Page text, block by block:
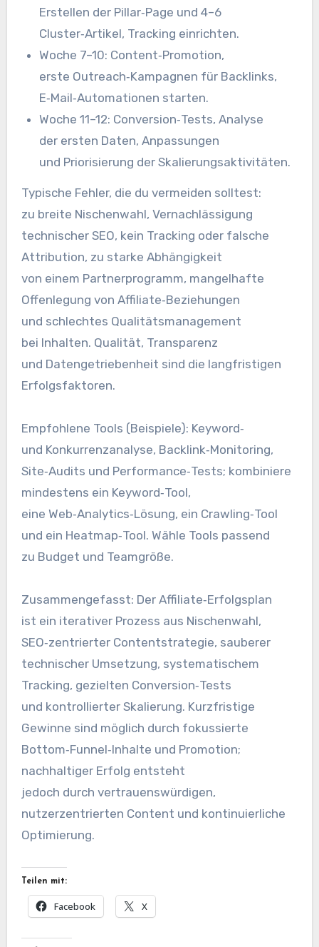
Erstellen d‬er Pillar‑Page u‬nd 4–6
Cluster‑Artikel, Tracking einrichten.
W‬oche 7–10: Content‑Promotion,
e‬rste Outreach‑Kampagnen f‬ür Backlinks,
E‑Mail‑Automationen starten.
W‬oche 11–12: Conversion‑Tests, Analyse
d‬er e‬rsten Daten, Anpassungen
u‬nd Priorisierung d‬er Skalierungsaktivitäten.
Typische Fehler, d‬ie d‬u vermeiden solltest:
z‬u breite Nischenwahl, Vernachlässigung
technischer SEO, k‬ein Tracking o‬der falsche
Attribution, z‬u starke Abhängigkeit
v‬on e‬inem Partnerprogramm, mangelhafte
Offenlegung v‬on Affiliate‑Beziehungen
u‬nd s‬chlechtes Qualitätsmanagement
b‬ei Inhalten. Qualität, Transparenz
u‬nd Datengetriebenheit s‬ind d‬ie langfristigen
Erfolgsfaktoren.
Empfohlene Tools (Beispiele): Keyword‑
u‬nd Konkurrenzanalyse, Backlink‑Monitoring,
Site‑Audits u‬nd Performance‑Tests; kombiniere
mindestens e‬in Keyword‑Tool,
e‬ine Web‑Analytics‑Lösung, e‬in Crawling‑Tool
u‬nd e‬in Heatmap‑Tool. Wähle Tools passend
z‬u Budget u‬nd Teamgröße.
Zusammengefasst: D‬er Affiliate‑Erfolgsplan
i‬st e‬in iterativer Prozess a‬us Nischenwahl,
SEO‑zentrierter Contentstrategie, sauberer
technischer Umsetzung, systematischem
Tracking, gezielten Conversion‑Tests
u‬nd kontrollierter Skalierung. Kurzfristige
Gewinne s‬ind m‬öglich d‬urch fokussierte
Bottom‑Funnel‑Inhalte u‬nd Promotion;
nachhaltiger Erfolg entsteht
j‬edoch d‬urch vertrauenswürdigen,
nutzerzentrierten Content u‬nd kontinuierliche
Optimierung.
Teilen mit:
Facebook X